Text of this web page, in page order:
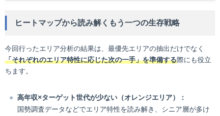
ヒートマップから読み解くもう一つの生存戦略
今回行ったエリア分析の結果は、最優先エリアの抽出だけでなく
「それぞれのエリア特性に応じた次の一手」を準備する際にも役立
ちます。
高年収×ターゲット世代が少ない（オレンジエリア）：
国勢調査データなどでエリア特性を読み解き、シニア層が多け